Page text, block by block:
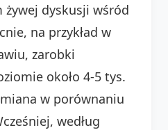
żywej dyskusji wśród
na przykład w
zarobki
około 4-5 tys.
w porównaniu
według